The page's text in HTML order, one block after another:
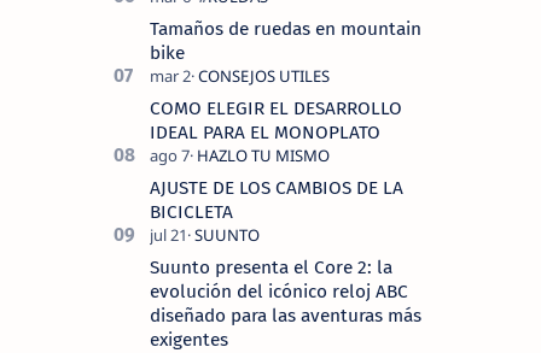
Tamaños de ruedas en mountain
bike
COMO ELEGIR EL DESARROLLO
IDEAL PARA EL MONOPLATO
AJUSTE DE LOS CAMBIOS DE LA
BICICLETA
Suunto presenta el Core 2: la
evolución del icónico reloj ABC
diseñado para las aventuras más
exigentes